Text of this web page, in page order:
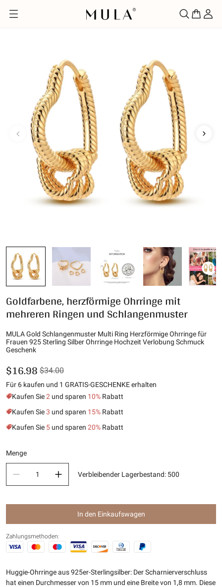
Goldfarbene, herzförmige Ohrringe mit
mehreren Ringen und Schlangenmuster
MULA Gold Schlangenmuster Multi Ring Herzförmige Ohrringe für
Frauen 925 Sterling Silber Ohrringe Hochzeit Verlobung Schmuck
Geschenk
$16.98 $34.00
Für 6 kaufen und 1 GRATIS-GESCHENKE erhalten
Kaufen Sie2 und sparen 10% Rabatt
Kaufen Sie3 und sparen 15% Rabatt
Kaufen Sie 5 und sparen 20% Rabatt
Menge
Verbleibender Lagerbestand: 500
In den Einkaufswagen
Zahlungsmethoden:
Huggie-Ohrringe aus 925er-Sterlingsilber: Der Scharnierverschluss
hat einen Durchmesser von 15 mm und eine Breite von 1,8 mm. Diese